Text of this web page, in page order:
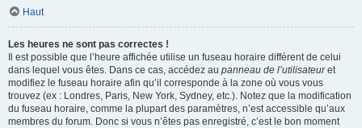
Haut
Les heures ne sont pas correctes !
Il est possible que l’heure affichée utilise un fuseau horaire différent de celui
dans lequel vous êtes. Dans ce cas, accédez au panneau de l’utilisateuret
modifiez le fuseau horaire afin qu’il corresponde à la zone où vous vous
trouvez (ex : Londres, Paris, New York, Sydney, etc.). Notez que la modification
du fuseau horaire, comme la plupart des paramètres, n’est accessible qu’aux
membres du forum. Donc si vous n’êtes pas enregistré, c’est le bon moment